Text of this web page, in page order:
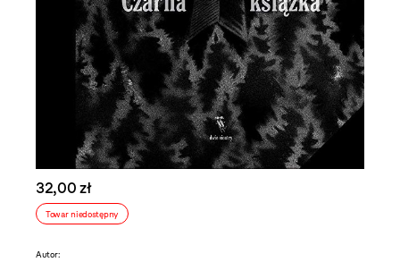
32,00 zł
Towar niedostępny
Autor: